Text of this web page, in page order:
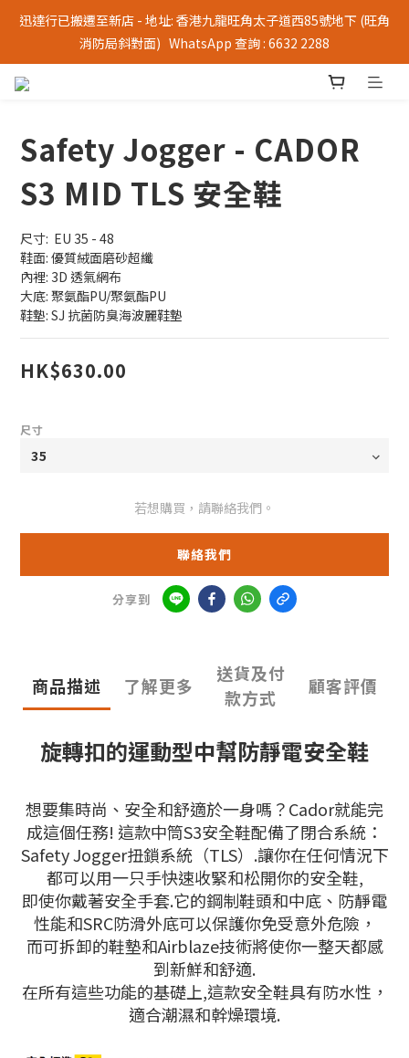
迅達行已搬遷至新店 - 地址: 香港九龍旺角太子道西85號地下 (旺角
消防局斜對面)   WhatsApp 查詢 : 6632 2288
Safety Jogger - CADOR
S3 MID TLS 安全鞋
尺寸:  EU 35 - 48
鞋面: 優質絨面磨砂超纖
內裡: 3D 透氣網布
大底: 聚氨酯PU/聚氨酯PU
鞋墊: SJ 抗菌防臭海波麗鞋墊
HK$630.00
尺寸
若想購買，請聯絡我們。
聯絡我們
分享到
商品描述 了解更多
送貨及付
款方式
顧客評價
旋轉扣的運動型中幫防靜電安全鞋
想要集時尚、安全和舒適於一身嗎？Cador就能完
成這個任務! 這款中筒S3安全鞋配備了閉合系統：
Safety Jogger扭鎖系統（TLS）.讓你在任何情況下
都可以用一只手快速收緊和松開你的安全鞋,
即使你戴著安全手套.它的鋼制鞋頭和中底、防靜電
性能和SRC防滑外底可以保護你免受意外危險，
而可拆卸的鞋墊和Airblaze技術將使你一整天都感
到新鮮和舒適.
在所有這些功能的基礎上,這款安全鞋具有防水性，
適合潮濕和幹燥環境.